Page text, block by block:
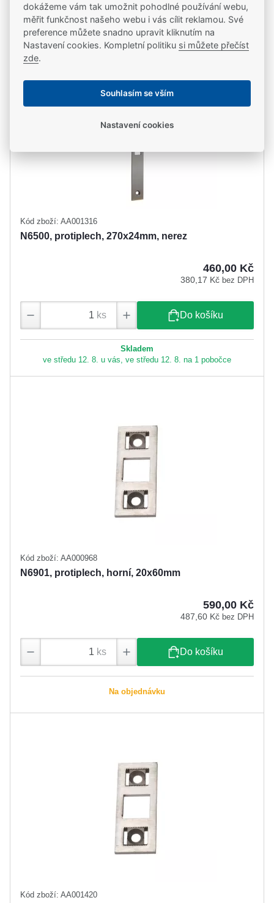
Skladem
v úterý 11. 8. u vás, pozítří na 1 pobočce
Kód zboží: AA001316
N6500, protiplech, 270x24mm, nerez
460,00 Kč
380,17 Kč bez DPH
ks Do košíku
Skladem
ve středu 12. 8. u vás, ve středu 12. 8. na 1 pobočce
Kód zboží: AA000968
N6901, protiplech, horní, 20x60mm
590,00 Kč
487,60 Kč bez DPH
ks Do košíku
Na objednávku
Kód zboží: AA001420
dokážeme vám tak umožnit pohodlné používání webu,
měřit funkčnost našeho webu i vás cílit reklamou. Své
preference můžete snadno upravit kliknutím na
Nastavení cookies. Kompletní politiku si můžete přečíst
zde.
Souhlasím se vším
Nastavení cookies